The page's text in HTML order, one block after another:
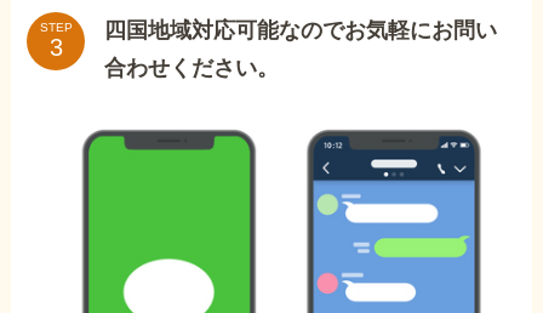
STEP
四国地域対応可能なのでお気軽にお問い
合わせください。